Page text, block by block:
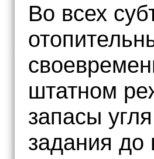
Во всех
штатном
запасы
задания до